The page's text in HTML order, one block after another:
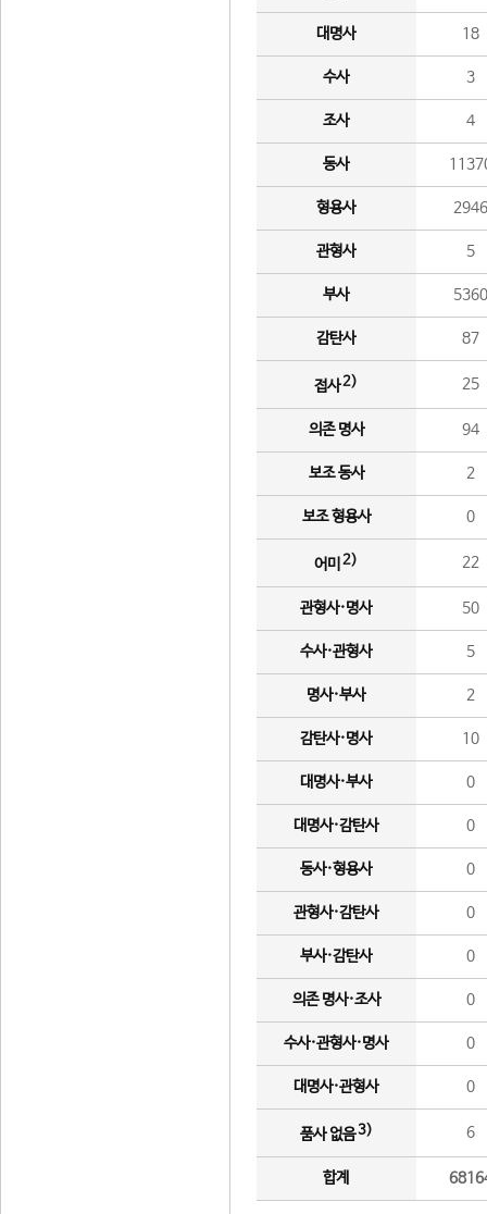
대명사 18
수사 3
조사 4
동사
형용사 2946
관형사 5
부사 5360
감탄사 87
접사2) 25
의존 명사 94
보조 동사 2
보조 형용사 0
어미 2) 22
관형사·명사 50
수사·관형사 5
명사·부사 2
감탄사·명사 10
대명사·부사 0
대명사·감탄사 0
동사·형용사 0
관형사·감탄사 0
부사·감탄사 0
의존 명사·조사 0
수사·관형사·명사 0
대명사·관형사 0
품사 없음3) 6
합계